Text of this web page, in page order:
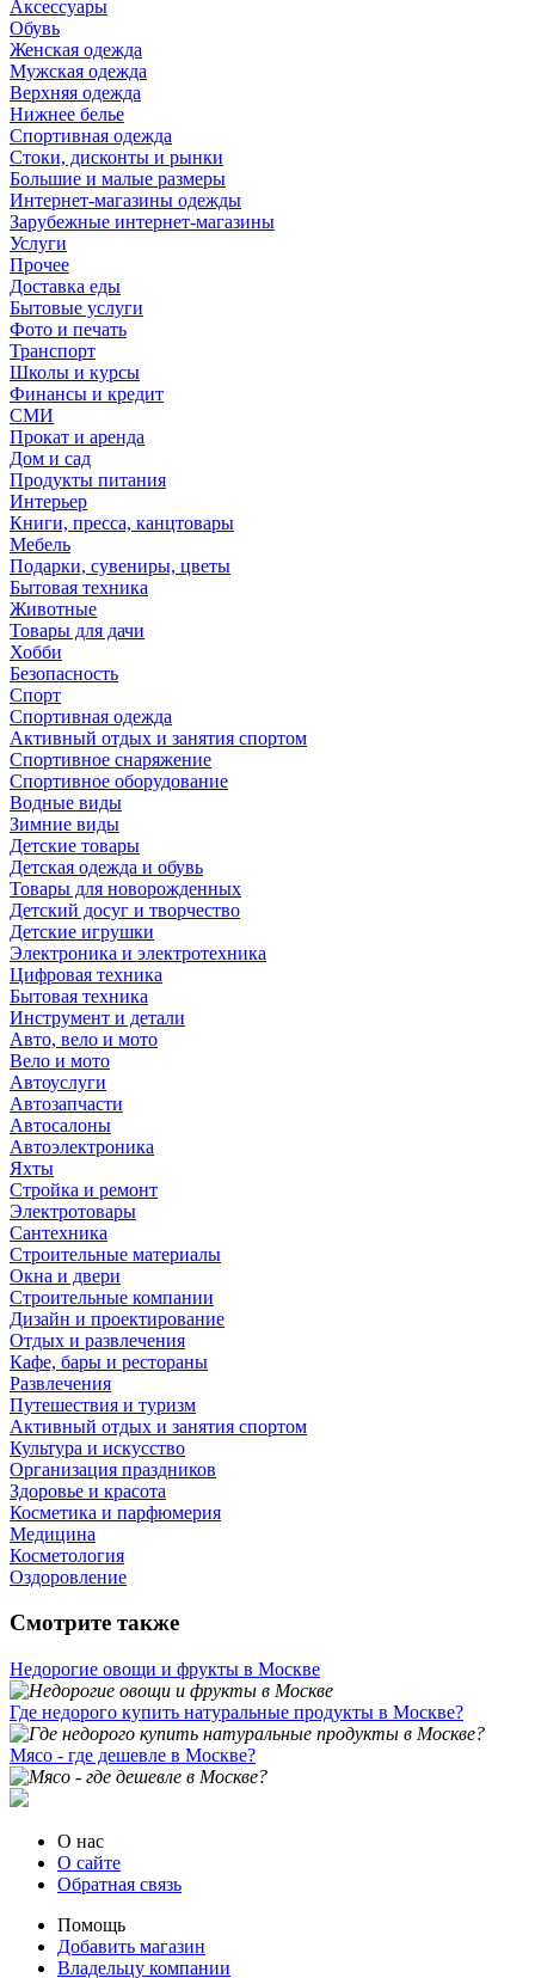
Аксессуары
Обувь
Женская одежда
Мужская одежда
Верхняя одежда
Нижнее белье
Спортивная одежда
Стоки, дисконты и рынки
Большие и малые размеры
Интернет-магазины одежды
Зарубежные интернет-магазины
Услуги
Прочее
Доставка еды
Бытовые услуги
Фото и печать
Транспорт
Школы и курсы
Финансы и кредит
СМИ
Прокат и аренда
Дом и сад
Продукты питания
Интерьер
Книги, пресса, канцтовары
Мебель
Подарки, сувениры, цветы
Бытовая техника
Животные
Товары для дачи
Хобби
Безопасность
Спорт
Спортивная одежда
Активный отдых и занятия спортом
Спортивное снаряжение
Спортивное оборудование
Водные виды
Зимние виды
Детские товары
Детская одежда и обувь
Товары для новорожденных
Детский досуг и творчество
Детские игрушки
Электроника и электротехника
Цифровая техника
Бытовая техника
Инструмент и детали
Авто, вело и мото
Вело и мото
Автоуслуги
Автозапчасти
Автосалоны
Автоэлектроника
Яхты
Стройка и ремонт
Электротовары
Сантехника
Строительные материалы
Окна и двери
Строительные компании
Дизайн и проектирование
Отдых и развлечения
Кафе, бары и рестораны
Развлечения
Путешествия и туризм
Активный отдых и занятия спортом
Культура и искусство
Организация праздников
Здоровье и красота
Косметика и парфюмерия
Медицина
Косметология
Оздоровление
Смотрите также
Недорогие овощи и фрукты в Москве
Где недорого купить натуральные продукты в Москве?
Мясо - где дешевле в Москве?
О нас
О сайте
Обратная связь
Помощь
Добавить магазин
Владельцу компании